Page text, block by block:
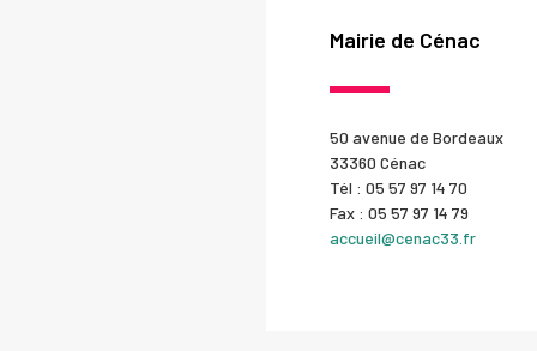
Mairie de Cénac
50 avenue de Bordeaux
33360 Cénac
Tél : 05 57 97 14 70
Fax : 05 57 97 14 79
accueil@cenac33.fr